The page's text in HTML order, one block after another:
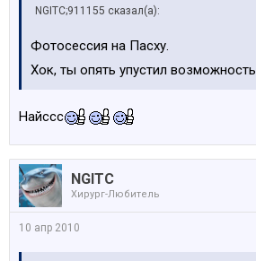
NGITC;911155 сказал(а):
Фотосессия на Пасху.
Хок, ты опять упустил возможность
Найссс
NGITC
Хирург-Любитель
10 апр 2010